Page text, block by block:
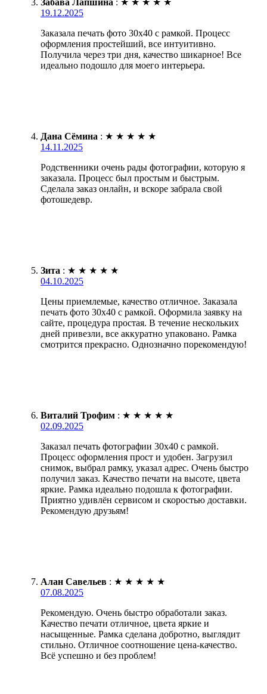
19.12.2025
Заказала печать фото 30х40 с рамкой. Процесс
оформления простейший, все интуитивно.
Получила через три дня, качество шикарное! Все
идеально подошло для моего интерьера.
Дана Сёмина : ★ ★ ★ ★ ★
14.11.2025
Родственники очень рады фотографии, которую я
заказала. Процесс был простым и быстрым.
Сделала заказ онлайн, и вскоре забрала свой
фотошедевр.
Зита : ★ ★ ★ ★ ★
04.10.2025
Цены приемлемые, качество отличное. Заказала
печать фото 30х40 с рамкой. Оформила заявку на
сайте, процедура простая. В течение нескольких
дней привезли, все аккуратно упаковано. Рамка
смотрится прекрасно. Однозначно порекомендую!
Виталий Трофим : ★ ★ ★ ★ ★
02.09.2025
Заказал печать фотографии 30х40 с рамкой.
Процесс оформления прост и удобен. Загрузил
снимок, выбрал рамку, указал адрес. Очень быстро
получил заказ. Качество печати на высоте, цвета
яркие. Рамка идеально подошла к фотографии.
Приятно удивлён сервисом и скоростью доставки.
Рекомендую друзьям!
Алан Савельев : ★ ★ ★ ★ ★
07.08.2025
Рекомендую. Очень быстро обработали заказ.
Качество печати отличное, цвета яркие и
насыщенные. Рамка сделана добротно, выглядит
стильно. Отличное соотношение цена-качество.
Всё успешно и без проблем!